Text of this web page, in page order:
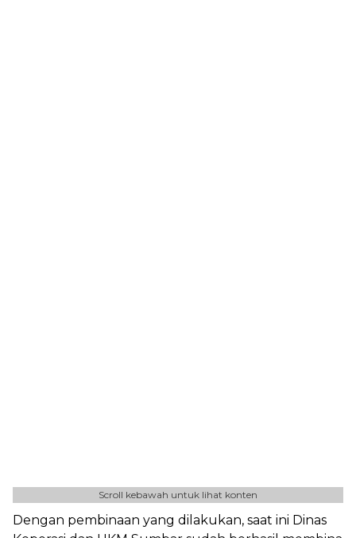
Scroll kebawah untuk lihat konten
Dengan pembinaan yang dilakukan, saat ini Dinas